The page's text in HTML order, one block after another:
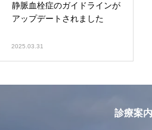
静脈血栓症のガイドラインが
アップデートされました
2025.03.31
診療案内